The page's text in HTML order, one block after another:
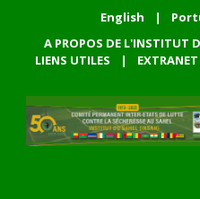
English |
A PROPOS DE L'INSTITUT
LIENS UTILES
| EXTRANET